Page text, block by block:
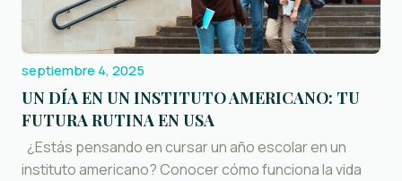
septiembre 4, 2025
UN DÍA EN UN INSTITUTO AMERICANO: TU
FUTURA RUTINA EN USA
¿Estás pensando en cursar un año escolar en un
instituto americano? Conocer cómo funciona la vida